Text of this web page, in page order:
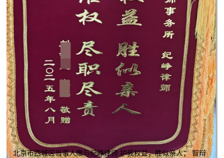
北京市西城区当事人赠与纪峥律师 护我权益，胜似亲人； 智辩